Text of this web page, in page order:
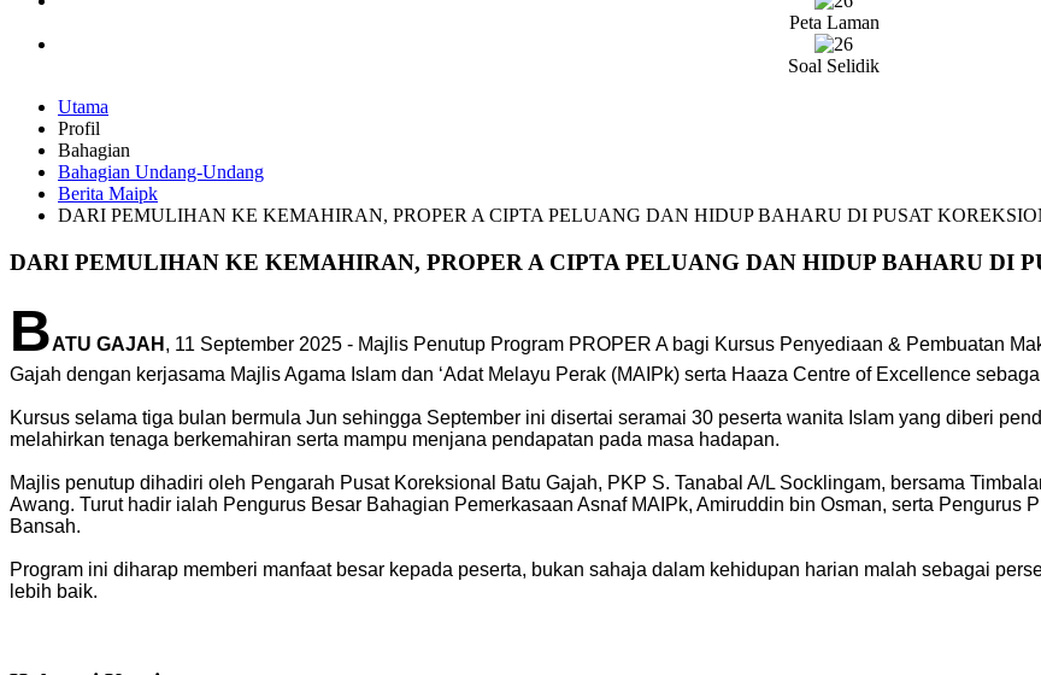
Peta Laman
Soal Selidik
Utama
Profil
Bahagian
Bahagian Undang-Undang
Berita Maipk
DARI PEMULIHAN KE KEMAHIRAN, PROPER A CIPTA PELUANG DAN HIDUP BAHARU DI PUSAT
DARI PEMULIHAN KE KEMAHIRAN, PROPER A CIPTA PELUANG DAN HIDUP BAHARU DI
BATU GAJAH , 11 September 2025 - Majlis Penutup Program PROPER A bagi Kursus Penyediaan & Pembuatan
Gajah dengan kerjasama Majlis Agama Islam dan ‘Adat Melayu Perak (MAIPk) serta Haaza Centre of Excellence
Kursus selama tiga bulan bermula Jun sehingga September ini disertai seramai 30 peserta wanita Islam yang diberi
melahirkan tenaga berkemahiran serta mampu menjana pendapatan pada masa hadapan.
Majlis penutup dihadiri oleh Pengarah Pusat Koreksional Batu Gajah, PKP S. Tanabal A/L Socklingam, bersama
Awang. Turut hadir ialah Pengurus Besar Bahagian Pemerkasaan Asnaf MAIPk, Amiruddin bin Osman, serta Pengurus
Bansah.
Program ini diharap memberi manfaat besar kepada peserta, bukan sahaja dalam kehidupan harian malah sebagai
lebih baik.